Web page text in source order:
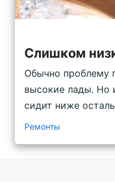
Слишком
Обычно проблему
высокие лады. Но
сидит ниже
Ремонты